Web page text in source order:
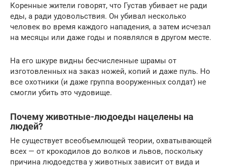
Коренные жители говорят, что Густав убивает не ради
еды, а ради удовольствия. Он убивал несколько
человек во время каждого нападения, а затем исчезал
на месяцы или даже годы и появлялся в другом месте.
На его шкуре видны бесчисленные шрамы от
изготовленных на заказ ножей, копий и даже пуль. Но
все охотники (и даже группа вооруженных солдат) не
смогли убить это чудовище.
Почему животные-людоеды нацелены на
людей?
Не существует всеобъемлющей теории, охватывающей
всех — от крокодилов до волков и львов, поскольку
причина людоедства у животных зависит от вида и